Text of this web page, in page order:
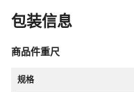
包装信息
商品件重尺
规格